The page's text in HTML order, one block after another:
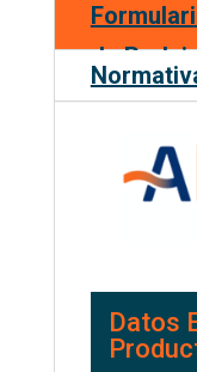
de
Datos